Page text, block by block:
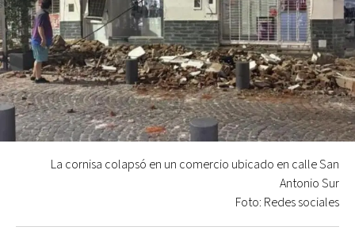
La cornisa colapsó en un comercio ubicado en calle San
Antonio Sur
Foto: Redes sociales